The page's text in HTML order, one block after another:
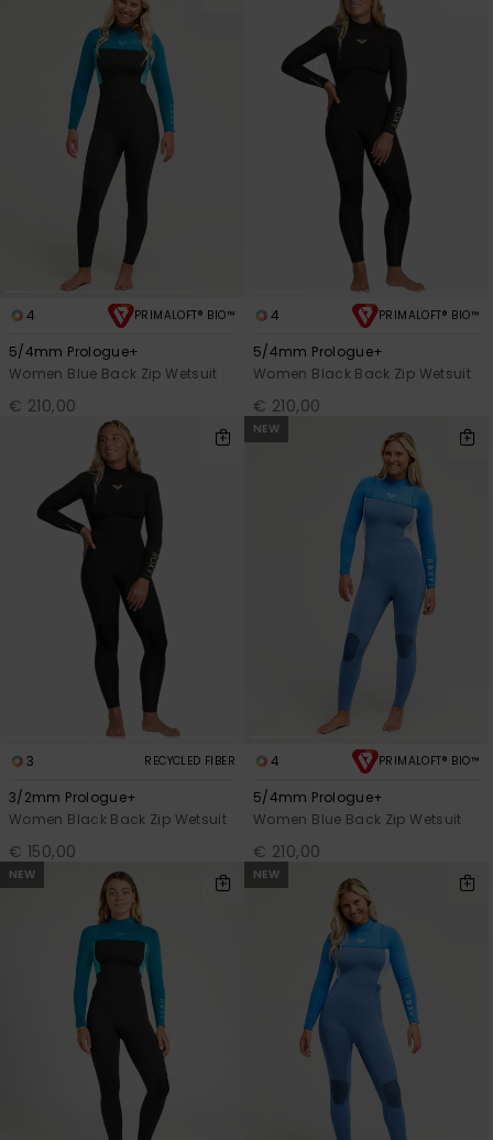
4 PRIMALOFT® BIO™
5/4mm Prologue+
Women Blue Back Zip Wetsuit
€ 210,00
4 PRIMALOFT® BIO™
5/4mm Prologue+
Women Black Back Zip Wetsuit
€ 210,00
3 RECYCLED FIBER
3/2mm Prologue+
Women Black Back Zip Wetsuit
€ 150,00
NEW
4 PRIMALOFT® BIO™
5/4mm Prologue+
Women Blue Back Zip Wetsuit
€ 210,00
NEW NEW